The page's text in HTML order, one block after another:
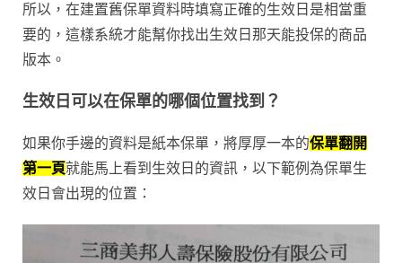
所以，在建置舊保單資料時填寫正確的生效日是相當重
要的，這樣系統才能幫你找出生效日那天能投保的商品
版本。
生效日可以在保單的哪個位置找到？
如果你手邊的資料是紙本保單，將厚厚一本的保單翻開
第一頁就能馬上看到生效日的資訊，以下範例為保單生
效日會出現的位置：